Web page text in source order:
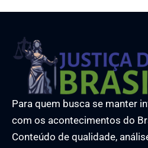
Para quem busca se manter
com os acontecimentos do
Conteúdo de qualidade,